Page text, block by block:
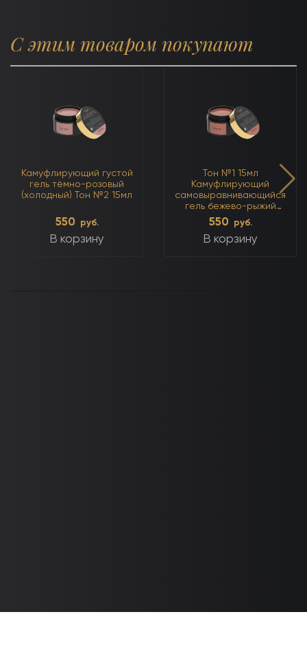
С этим товаром покупают
Камуфлирующий густой
гель тёмно-розовый
(холодный) Тон №2 15мл
550 руб.
В корзину
Тон №1 15мл
Камуфлирующий
самовыравнивающийся
гель бежево-рыжий
(тёплый)
550 руб.
В корзину